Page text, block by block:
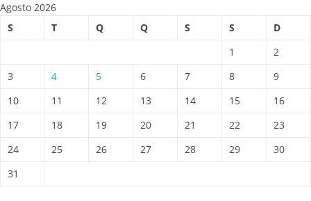
Agosto 2026
S
T Q Q S S
D
1
2
3
4 5 6 7 8
9
10
11 12 13 14 15
16
17
18 19 20 21 22
23
24
25 26 27 28 29
30
31